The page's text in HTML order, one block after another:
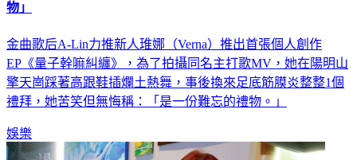
A-Lin愛徒出事了！陽明山熱舞竟受傷 認太瘋狂「是難忘禮
金曲歌后A-Lin力推新人琟娜（Verna）推出首張個人創作
EP《量子幹嘛糾纏》，為了拍攝同名主打歌MV，她在陽明山
擎天崗踩著高跟鞋插爛土熱舞，事後換來足底筋膜炎整整1個
娛樂